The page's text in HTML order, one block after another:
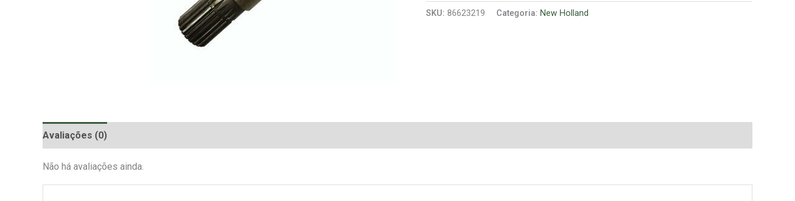
SKU: 86623219 Categoria: New Holland
Avaliações (0)
Não há avaliações ainda.